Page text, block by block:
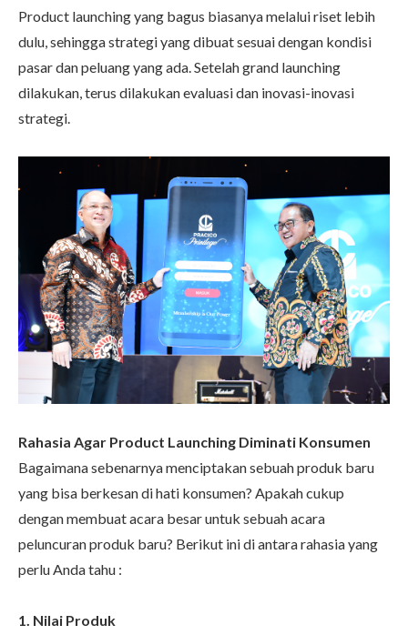
Product launching yang bagus biasanya melalui riset lebih
dulu, sehingga strategi yang dibuat sesuai dengan kondisi
pasar dan peluang yang ada. Setelah grand launching
dilakukan, terus dilakukan evaluasi dan inovasi-inovasi
strategi.
Rahasia Agar Product Launching Diminati Konsumen
Bagaimana sebenarnya menciptakan sebuah produk baru
yang bisa berkesan di hati konsumen? Apakah cukup
dengan membuat acara besar untuk sebuah acara
peluncuran produk baru? Berikut ini di antara rahasia yang
perlu Anda tahu :
1. Nilai Produk